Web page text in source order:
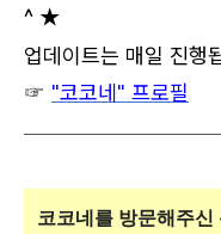
^ ★
업데이트는 매일 진행
☞ "코코네" 프로필
코코네를 방문해주신